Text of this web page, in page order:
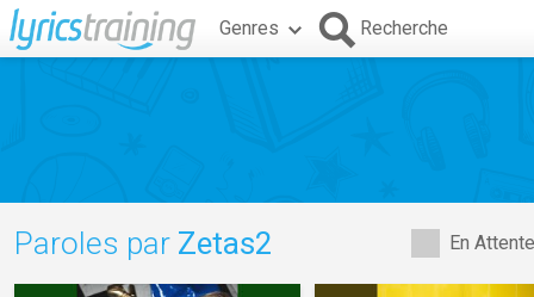
Genres Recherche
En
Paroles par Zetas2